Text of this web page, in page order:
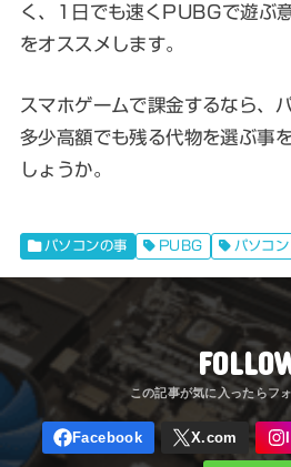
く、1日でも速くPUBGで遊ぶ
をオススメします。
スマホゲームで課金するなら、
多少高額でも残る代物を選ぶ事
しょうか。
パソコンの事 PUBG パソコン